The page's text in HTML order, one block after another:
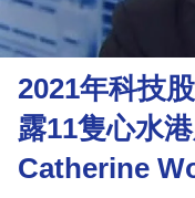
理
財
商
業
2021年科技
露11隻心水
Catherine